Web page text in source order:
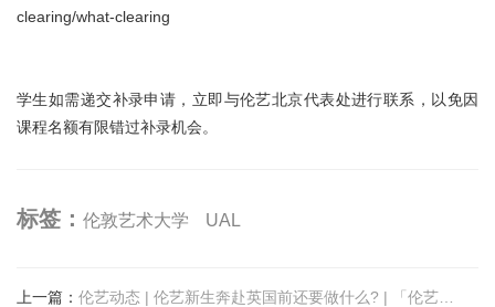
clearing/what-clearing
学生如需递交补录申请，立即与伦艺北京代表处进行联系，以免因
课程名额有限错过补录机会。
标签： 伦敦艺术大学 UAL
上一篇 ：